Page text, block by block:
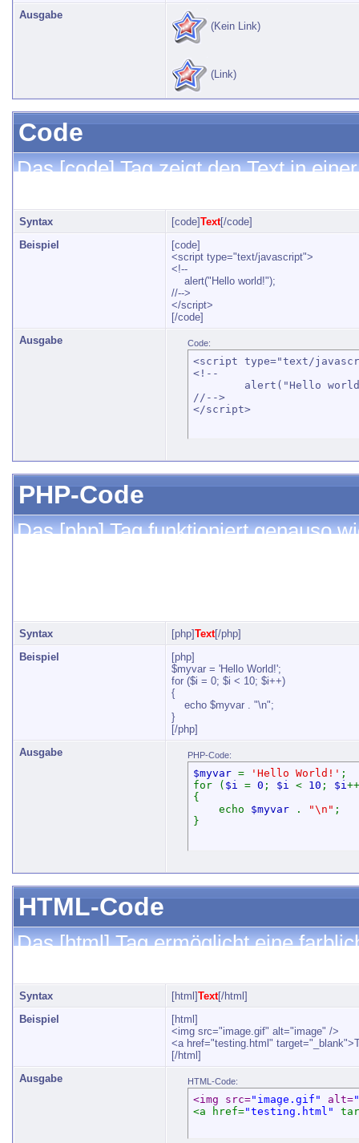
Ausgabe
(Kein Link)
(Link)
Code
Das [code] Tag zeigt den Text in
Syntax [code]Text[/code]
Beispiel
[code]
<script type="text/javascript">
<!--
alert("Hello world!");
//-->
</script>
[/code]
Ausgabe
Code:
<script type="text/
<!--
//-->
</script>
PHP-Code
Das [php] Tag funktioniert genauso
Syntax [php]Text[/php]
Beispiel
[php]
$myvar = 'Hello World!';
for ($i = 0; $i < 10; $i++)
{
echo $myvar . "\n";
}
[/php]
Ausgabe
PHP-Code:
$myvar = 'Hello World!' ;
for ( $i = 0 ; $i < 10 ; $i
{
echo $myvar . "\n" ;
}
HTML-Code
Das [html] Tag ermöglicht eine
Syntax [html]Text[/html]
Beispiel
[html]
<img src="image.gif" alt="image" />
<a href="testing.html"
[/html]
Ausgabe
HTML-Code:
<img src="image.gif" alt=
<a href="testing.html"